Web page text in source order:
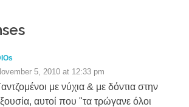
5, 2010 at 12:33 pm
με νύχια & με δόντια στην
αυτοί που "τα τρώγανε όλοι